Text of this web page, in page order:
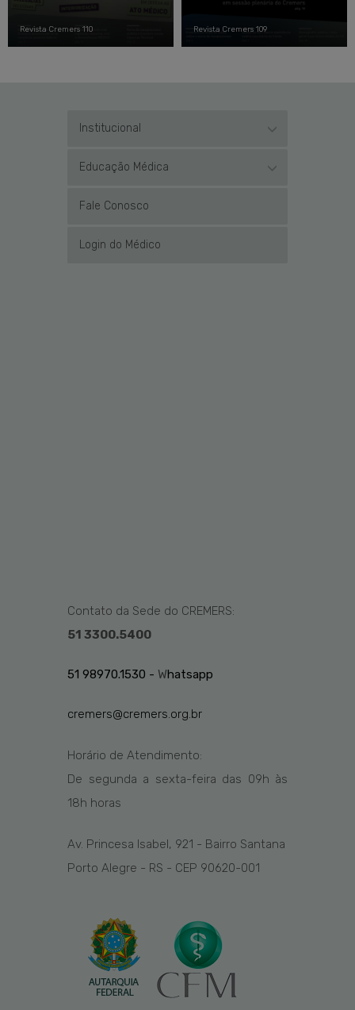
Revista Cremers 110 Revista Cremers 109
Institucional
Educação Médica
Fale Conosco
Login do Médico
Contato da Sede do CREMERS:
51 3300.5400
51 98970.1530 - Whatsapp
cremers@cremers.org.br
Horário de Atendimento:
De segunda a sexta-feira das 09h às
18h horas
Av. Princesa Isabel, 921 - Bairro Santana
Porto Alegre - RS - CEP 90620-001